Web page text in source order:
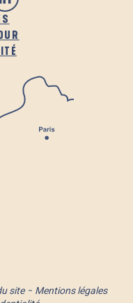
site
Mentions légales